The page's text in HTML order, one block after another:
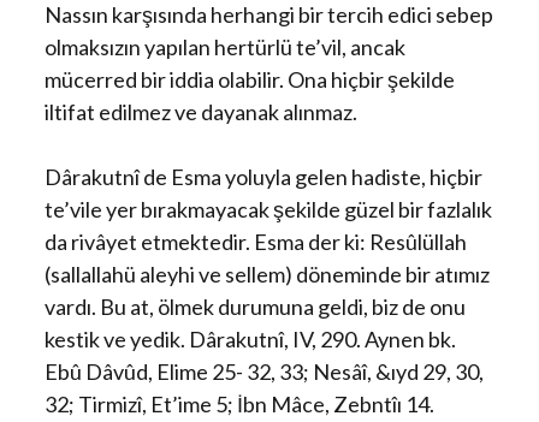
Nassın karşısında herhangi bir tercih edici sebep
olmaksızın yapılan hertürlü te’vil, ancak
mücerred bir iddia olabilir. Ona hiçbir şekilde
iltifat edilmez ve dayanak alınmaz.
Dârakutnî de Esma yoluyla gelen hadiste, hiçbir
te’vile yer bırakmayacak şekilde güzel bir fazlalık
da rivâyet etmektedir. Esma der ki: Resûlüllah
(sallallahü aleyhi ve sellem) döneminde bir atımız
vardı. Bu at, ölmek durumuna geldi, biz de onu
kestik ve yedik. Dârakutnî, IV, 290. Aynen bk.
Ebû Dâvûd, Elime 25- 32, 33; Nesâî, &ıyd 29, 30,
32; Tirmizî, Et’ime 5; İbn Mâce, Zebntîı 14.